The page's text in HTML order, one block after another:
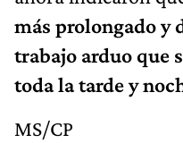
más prolongado y
trabajo arduo que
toda la tarde y
MS/CP